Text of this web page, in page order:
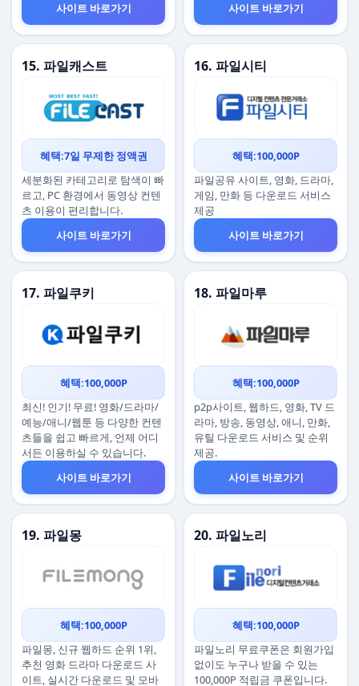
사이트 바로가기
사이트 바로가기
15. 파일캐스트
혜택:7일 무제한 정액권
세분화된 카테고리로 탐색이 빠
르고, PC 환경에서 동영상 컨텐
츠 이용이 편리합니다.
사이트 바로가기
16. 파일시티
혜택:100,000P
파일공유 사이트, 영화, 드라마,
게임, 만화 등 다운로드 서비스
제공
사이트 바로가기
17. 파일쿠키
혜택:100,000P
최신! 인기! 무료! 영화/드라마/
예능/애니/웹툰 등 다양한 컨텐
츠들을 쉽고 빠르게, 언제 어디
서든 이용하실 수 있습니다.
사이트 바로가기
18. 파일마루
혜택:100,000P
p2p사이트, 웹하드, 영화, TV 드
라마, 방송, 동영상, 애니, 만화,
유틸 다운로드 서비스 및 순위
제공.
사이트 바로가기
19. 파일몽
혜택:100,000P
파일몽, 신규 웹하드 순위 1위,
추천 영화 드라마 다운로드 사
이트, 실시간 다운로드 및 모바
20. 파일노리
혜택:100,000P
파일노리 무료쿠폰은 회원가입
없이도 누구나 받을 수 있는
100,000P 적립금 쿠폰입니다.